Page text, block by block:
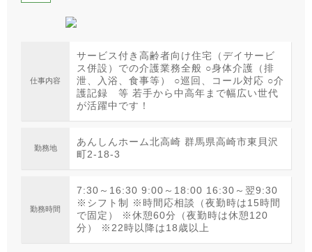
仕事内容
サービス付き高齢者向け住宅（デイサービ
ス併設）での介護業務全般 ○身体介護（排
泄、入浴、食事等） ○巡回、コール対応 ○介
護記録 等 若手から中高年まで幅広い世代
が活躍中です！
勤務地
あんしんホーム北高崎 群馬県高崎市東貝沢
町2-18-3
勤務時間
7:30～16:30 9:00～18:00 16:30～翌9:30
※シフト制 ※時間応相談（夜勤時は15時間
で固定） ※休憩60分（夜勤時は休憩120
分） ※22時以降は18歳以上